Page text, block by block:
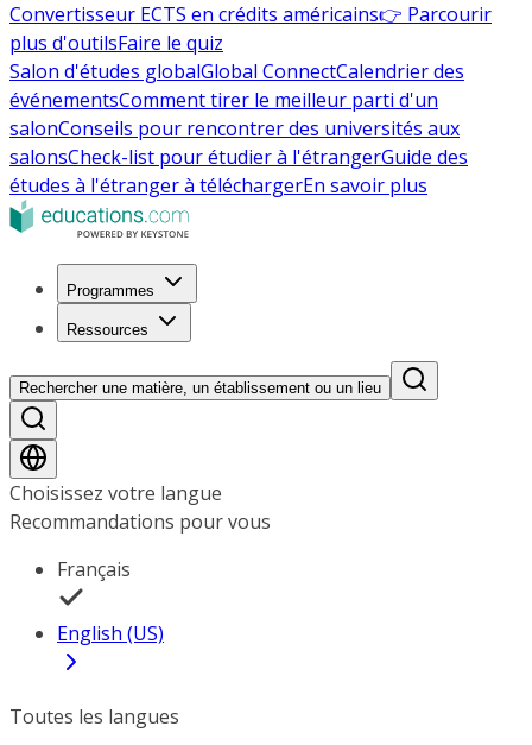
Convertisseur ECTS en crédits américains👉 Parcourir
plus d'outilsFaire le quiz
Salon d'études globalGlobal ConnectCalendrier des
événementsComment tirer le meilleur parti d'un
salonConseils pour rencontrer des universités aux
salonsCheck-list pour étudier à l'étrangerGuide des
études à l'étranger à téléchargerEn savoir plus
Programmes
Ressources
Rechercher une matière, un établissement ou un lieu
Choisissez votre langue
Recommandations pour vous
Français
English (US)
Toutes les langues